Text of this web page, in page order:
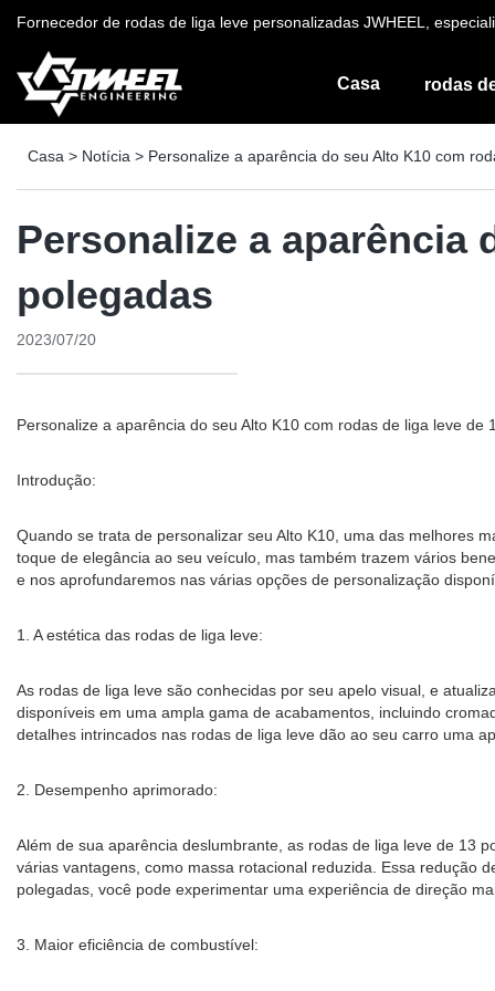
Fornecedor de rodas de liga leve personalizadas JWHEEL,
Casa rodas
Casa > Notícia > Personalize a aparência do seu Alto K10 com
Personalize a aparência
polegadas
2023/07/20
Personalize a aparência do seu Alto K10 com rodas de liga leve de
Introdução:
Quando se trata de personalizar seu Alto K10, uma das melhores
toque de elegância ao seu veículo, mas também trazem vários
e nos aprofundaremos nas várias opções de personalização
1. A estética das rodas de liga leve:
As rodas de liga leve são conhecidas por seu apelo visual, e
disponíveis em uma ampla gama de acabamentos, incluindo
detalhes intrincados nas rodas de liga leve dão ao seu carro uma
2. Desempenho aprimorado:
Além de sua aparência deslumbrante, as rodas de liga leve de 13
várias vantagens, como massa rotacional reduzida. Essa redução
polegadas, você pode experimentar uma experiência de direção
3. Maior eficiência de combustível: